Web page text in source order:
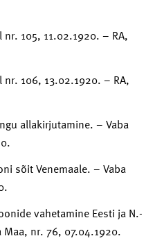
105, 11.02.1920. – RA,
106, 13.02.1920. – RA,
allakirjutamine. – Vaba
sõit Venemaale. – Vaba
vahetamine Eesti ja N.-
Maa, nr. 76, 07.04.1920.